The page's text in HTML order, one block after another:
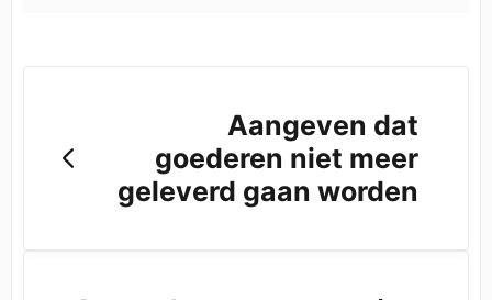
Aangeven dat
goederen niet meer
geleverd gaan worden